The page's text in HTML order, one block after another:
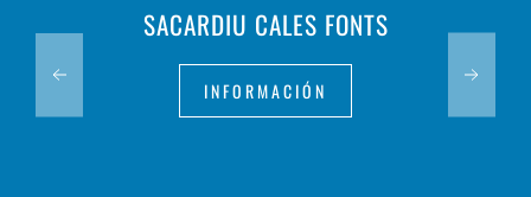
SACARDIU CALES FONTS
INFORMACIÓN